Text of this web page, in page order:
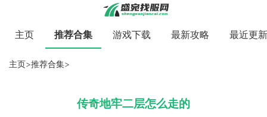
主页 推荐合集 游戏下载 最新攻略 最近更新
主页>推荐合集>
传奇地牢二层怎么走的